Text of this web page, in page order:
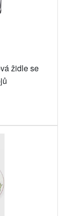
židle se